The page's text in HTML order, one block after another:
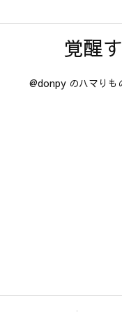
覚醒
@donpy のハマりも